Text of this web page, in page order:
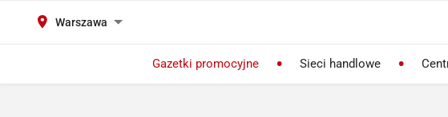
Warszawa
Gazetki promocyjne Sieci handlowe